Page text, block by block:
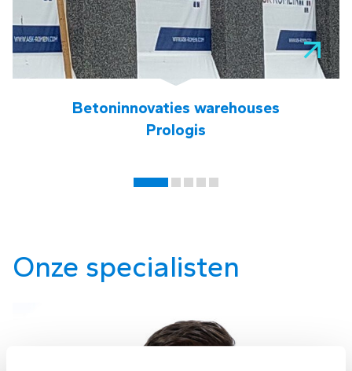
Betoninnovaties warehouses
Prologis
Onze specialisten